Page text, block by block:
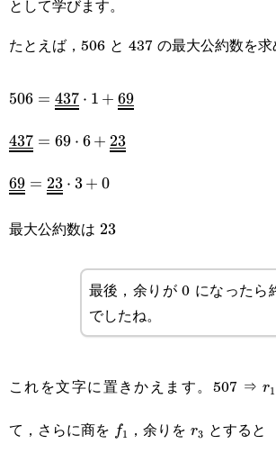
として学びます。
たとえば，506 と 437 の最大公約数を求
506 = 437 ⋅ 1 + 69
437 = 69 ⋅ 6 + 23
69 = 23 ⋅ 3 + 0
最大公約数は 23
23
最後，余りが 0 になったら
でしたね。
これを文字に置きかえます。507 ⇒r1
て，さらに商を f_1
f1 ，余りを r3 とすると